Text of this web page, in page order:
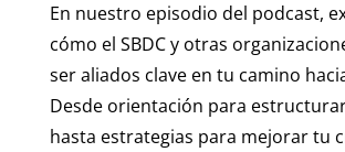
En nuestro episodio del podcast,
cómo el SBDC y otras
ser aliados clave en tu camino
Desde orientación para
hasta estrategias para mejorar tu